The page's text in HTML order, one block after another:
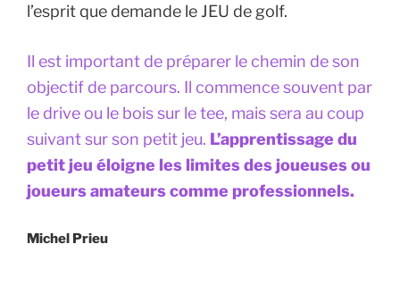
l’esprit que demande le JEU de golf.
Il est important de préparer le chemin de son
objectif de parcours. Il commence souvent par
le drive ou le bois sur le tee, mais sera au coup
suivant sur son petit jeu. L’apprentissage du
petit jeu éloigne les limites des joueuses ou
joueurs amateurs comme professionnels.
Michel Prieu